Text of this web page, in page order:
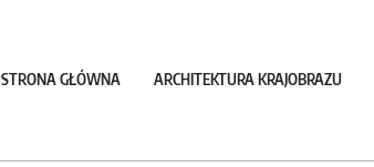
STRONA GŁÓWNA ARCHITEKTURA KRAJOBRAZU